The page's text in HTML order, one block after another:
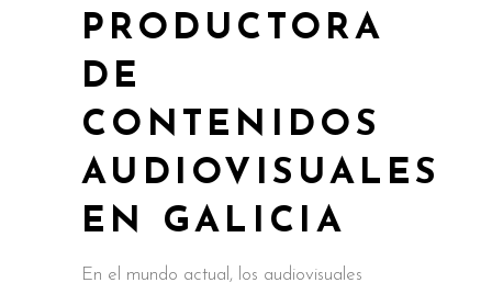
PRODUCTORA
DE
CONTENIDOS
AUDIOVISUALES
EN GALICIA
En el mundo actual, los audiovisuales